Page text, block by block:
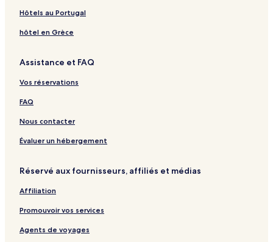
n
t
o
r
t
p
(
B
l
k
)
V
ũ
n
à
-
V
i
V
H
e
a
2
e
l
a
u
T
a
u
o
t
e
V
u
n
a
o
a
n
n
Hôtels au Portugal
hôtel en Grèce
Assistance et FAQ
Vos réservations
FAQ
Nous contacter
Évaluer un hébergement
Réservé aux fournisseurs, affiliés et médias
Affiliation
Promouvoir vos services
Agents de voyages